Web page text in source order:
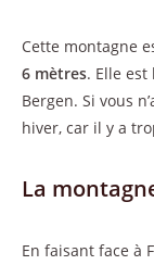
Cette montagne
6 mètres. Elle
Bergen. Si vous
hiver, car il y a
La
En faisant face à